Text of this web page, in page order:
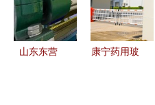
家
山东东营
康宁药用玻